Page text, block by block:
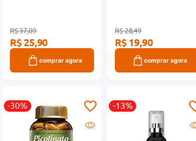
R$ 37,09
R$ 25,90
comprar agora
R$ 28,49
R$ 19,90
comprar agora
-30% -13%